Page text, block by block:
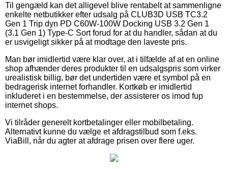
Til gengæld kan det alligevel blive rentabelt at sammenligne
enkelte netbutikker efter udsalg på CLUB3D USB TC3.2
Gen 1 Trip dyn PD C60W-100W Docking USB 3.2 Gen 1
(3.1 Gen 1) Type-C Sort forud for at du handler, sådan at du
er usvigeligt sikker på at modtage den laveste pris.
Man bør imidlertid være klar over, at i tilfælde af at en online
shop afhænder deres produkter til en udsalgspris som virker
urealistisk billig, bør det undertiden være et symbol på en
bedragerisk internet forhandler. Kortkøb er imidlertid
inkluderet i en bestemmelse, der assisterer os imod fup
internet shops.
Vi tilråder generelt kortbetalinger eller mobilbetaling.
Alternativt kunne du vælge et afdragstilbud som f.eks.
ViaBill, når du agter at afdrage prisen over flere uger.